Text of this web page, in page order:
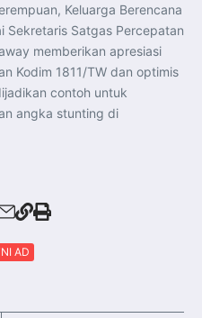
Keluarga Berencana
Sekretaris Satgas Percepatan
memberikan apresiasi
Kodim 1811/TW dan optimis
contoh untuk
angka stunting di
AD